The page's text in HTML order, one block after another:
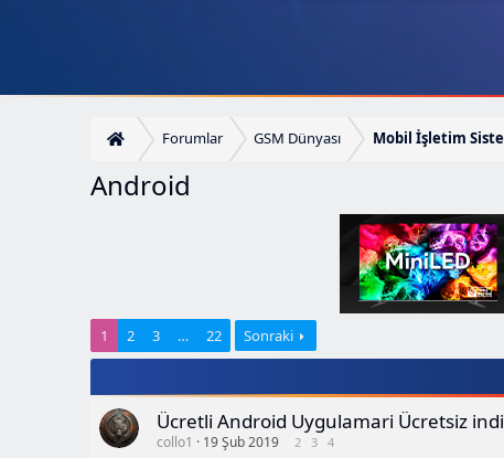
Forumlar GSM Dünyası Mobil İşletim
Android
1 2 3 … 22 Sonraki
Ücretli Android Uygulamari Ücretsiz
collo1 19 Şub 2019 2 3 4